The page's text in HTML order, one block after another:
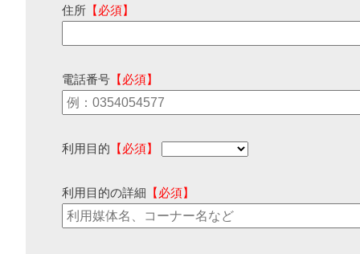
住所 【必須】
電話番号 【必須】
利用目的 【必須】
利用目的の詳細 【必須】